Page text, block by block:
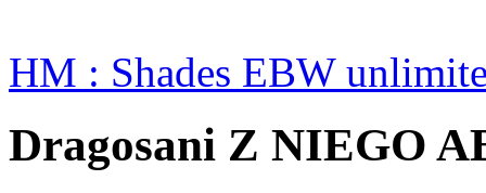
HM : Shades EBW
Dragosani Z NIEGO